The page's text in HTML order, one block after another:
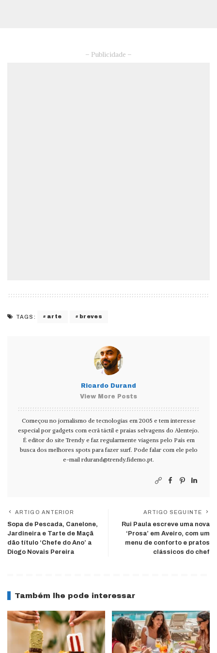
– Publicidade –
TAGS: arte breves
Ricardo Durand
View More Posts
Começou no jornalismo de tecnologias em 2005 e tem interesse
especial por gadgets com ecrã táctil e praias selvagens do Alentejo.
É editor do site Trendy e faz regularmente viagens pelo País em
busca dos melhores spots para fazer surf. Pode falar com ele pelo
e-mail rdurand@trendy.fidemo.pt.
ARTIGO ANTERIOR
Sopa de Pescada, Canelone,
Jardineira e Tarte de Maçã
dão título ‘Chefe do Ano’ a
Diogo Novais Pereira
ARTIGO SEGUINTE
Rui Paula escreve uma nova
‘Prosa’ em Aveiro, com um
menu de conforto e pratos
clássicos do chef
Também lhe pode interessar